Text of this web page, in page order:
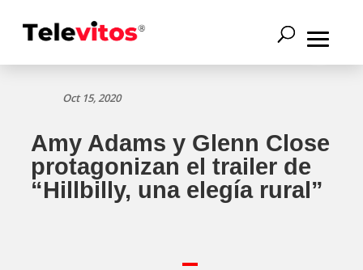
Oct 15, 2020
Amy Adams y Glenn Close
protagonizan el trailer de
“Hillbilly, una elegía rural”